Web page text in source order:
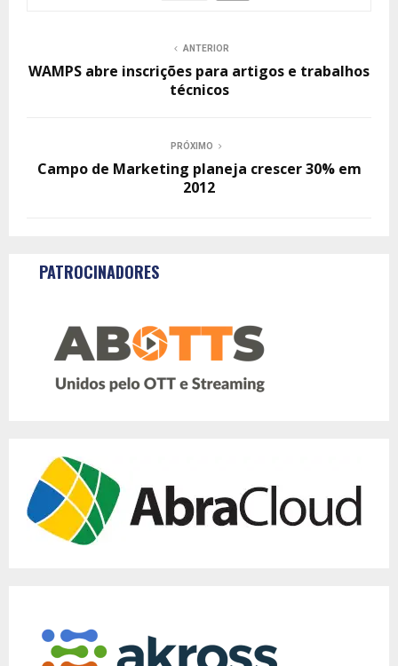
ANTERIOR
WAMPS abre inscrições para artigos e trabalhos
técnicos
PRÓXIMO
Campo de Marketing planeja crescer 30% em
2012
PATROCINADORES